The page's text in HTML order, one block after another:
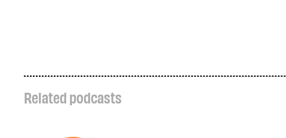
Related podcasts